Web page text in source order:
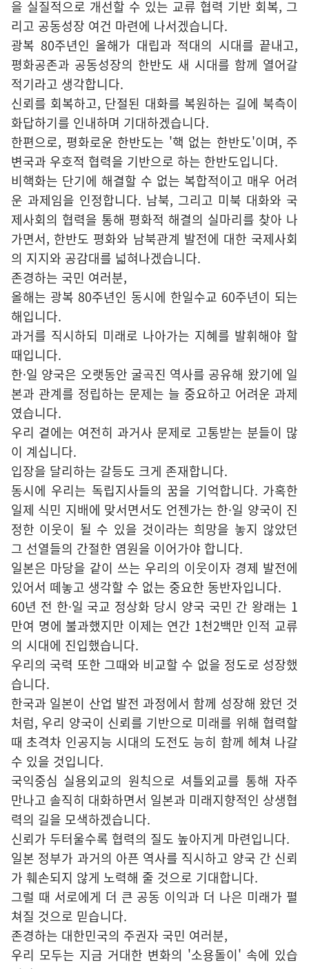
을 실질적으로 개선할 수 있는 교류 협력 기반 회복, 그
리고 공동성장 여건 마련에 나서겠습니다.
광복 80주년인 올해가 대립과 적대의 시대를 끝내고,
평화공존과 공동성장의 한반도 새 시대를 함께 열어갈
적기라고 생각합니다.
신뢰를 회복하고, 단절된 대화를 복원하는 길에 북측이
화답하기를 인내하며 기대하겠습니다.
한편으로, 평화로운 한반도는 '핵 없는 한반도'이며, 주
변국과 우호적 협력을 기반으로 하는 한반도입니다.
비핵화는 단기에 해결할 수 없는 복합적이고 매우 어려
운 과제임을 인정합니다. 남북, 그리고 미북 대화와 국
제사회의 협력을 통해 평화적 해결의 실마리를 찾아 나
가면서, 한반도 평화와 남북관계 발전에 대한 국제사회
의 지지와 공감대를 넓혀나겠습니다.
존경하는 국민 여러분,
올해는 광복 80주년인 동시에 한일수교 60주년이 되는
해입니다.
과거를 직시하되 미래로 나아가는 지혜를 발휘해야 할
때입니다.
한·일 양국은 오랫동안 굴곡진 역사를 공유해 왔기에 일
본과 관계를 정립하는 문제는 늘 중요하고 어려운 과제
였습니다.
우리 곁에는 여전히 과거사 문제로 고통받는 분들이 많
이 계십니다.
입장을 달리하는 갈등도 크게 존재합니다.
동시에 우리는 독립지사들의 꿈을 기억합니다. 가혹한
일제 식민 지배에 맞서면서도 언젠가는 한·일 양국이 진
정한 이웃이 될 수 있을 것이라는 희망을 놓지 않았던
그 선열들의 간절한 염원을 이어가야 합니다.
일본은 마당을 같이 쓰는 우리의 이웃이자 경제 발전에
있어서 떼놓고 생각할 수 없는 중요한 동반자입니다.
60년 전 한·일 국교 정상화 당시 양국 국민 간 왕래는 1
만여 명에 불과했지만 이제는 연간 1천2백만 인적 교류
의 시대에 진입했습니다.
우리의 국력 또한 그때와 비교할 수 없을 정도로 성장했
습니다.
한국과 일본이 산업 발전 과정에서 함께 성장해 왔던 것
처럼, 우리 양국이 신뢰를 기반으로 미래를 위해 협력할
때 초격차 인공지능 시대의 도전도 능히 함께 헤쳐 나갈
수 있을 것입니다.
국익중심 실용외교의 원칙으로 셔틀외교를 통해 자주
만나고 솔직히 대화하면서 일본과 미래지향적인 상생협
력의 길을 모색하겠습니다.
신뢰가 두터울수록 협력의 질도 높아지게 마련입니다.
일본 정부가 과거의 아픈 역사를 직시하고 양국 간 신뢰
가 훼손되지 않게 노력해 줄 것으로 기대합니다.
그럴 때 서로에게 더 큰 공동 이익과 더 나은 미래가 펼
쳐질 것으로 믿습니다.
존경하는 대한민국의 주권자 국민 여러분,
우리 모두는 지금 거대한 변화의 '소용돌이' 속에 있습